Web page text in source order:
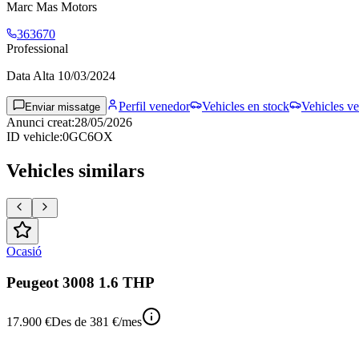
Marc Mas Motors
363670
Professional
Data Alta 10/03/2024
Enviar missatge Perfil venedor Vehicles en stock
Vehicles
Anunci creat:28/05/2026
ID vehicle:0GC6OX
Vehicles similars
Ocasió
Peugeot 3008 1.6 THP
17.900 €Des de 381 €/mes